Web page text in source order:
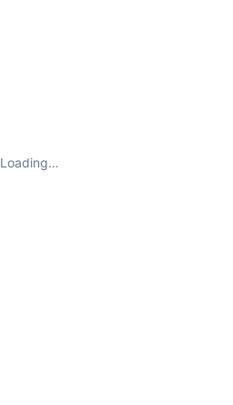
Loading…